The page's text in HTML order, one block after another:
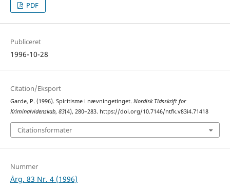
PDF
Publiceret
1996-10-28
Citation/Eksport
Garde, P. (1996). Spiritisme i nævningetinget. Nordisk Tidsskrift for
Kriminalvidenskab, 83(4), 280–283. https://doi.org/10.7146/ntfk.v83i4.71418
Citationsformater
Nummer
Årg. 83 Nr. 4 (1996)